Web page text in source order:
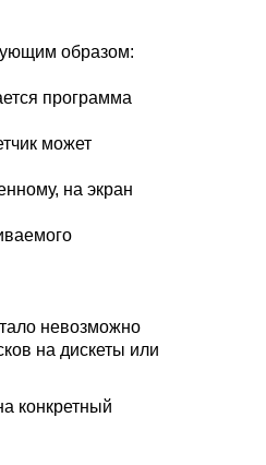
образом:
программа
может
на экран
невозможно
на дискеты или
конкретный